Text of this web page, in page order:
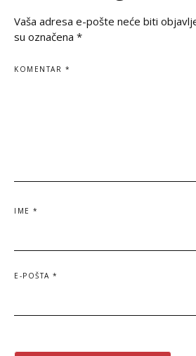
Vaša adresa e-pošte neće biti
su označena *
KOMENTAR *
IME *
E-POŠTA *